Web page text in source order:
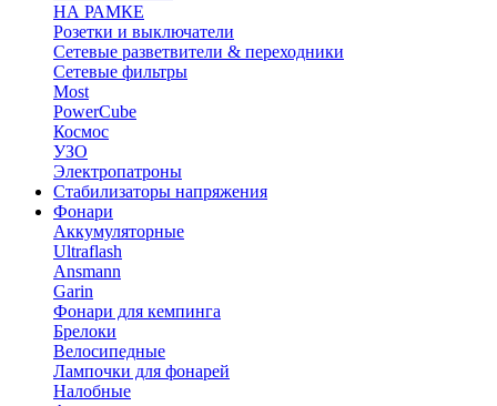
НА РАМКЕ
Розетки и выключатели
Сетевые разветвители & переходники
Сетевые фильтры
Most
PowerCube
Космос
УЗО
Электропатроны
Стабилизаторы напряжения
Фонари
Аккумуляторные
Ultraflash
Ansmann
Garin
Фонари для кемпинга
Брелоки
Велосипедные
Лампочки для фонарей
Налобные